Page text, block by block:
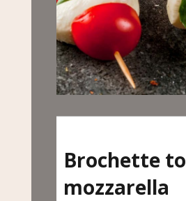
Brochette
mozzarella